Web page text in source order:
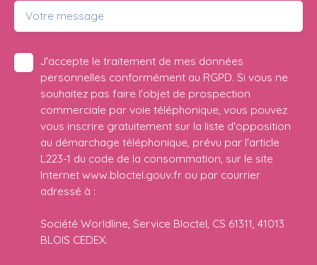
Votre message
J'accepte le traitement de mes données
personnelles conformément au RGPD. Si vous ne
souhaitez pas faire l'objet de prospection
commerciale par voie téléphonique, vous pouvez
vous inscrire gratuitement sur la liste d'opposition
au démarchage téléphonique, prévu par l'article
L223-1 du code de la consommation, sur le site
Internet www.bloctel.gouv.fr ou par courrier
adressé à :
Société Worldline, Service Bloctel, CS 61311, 41013
BLOIS CEDEX.